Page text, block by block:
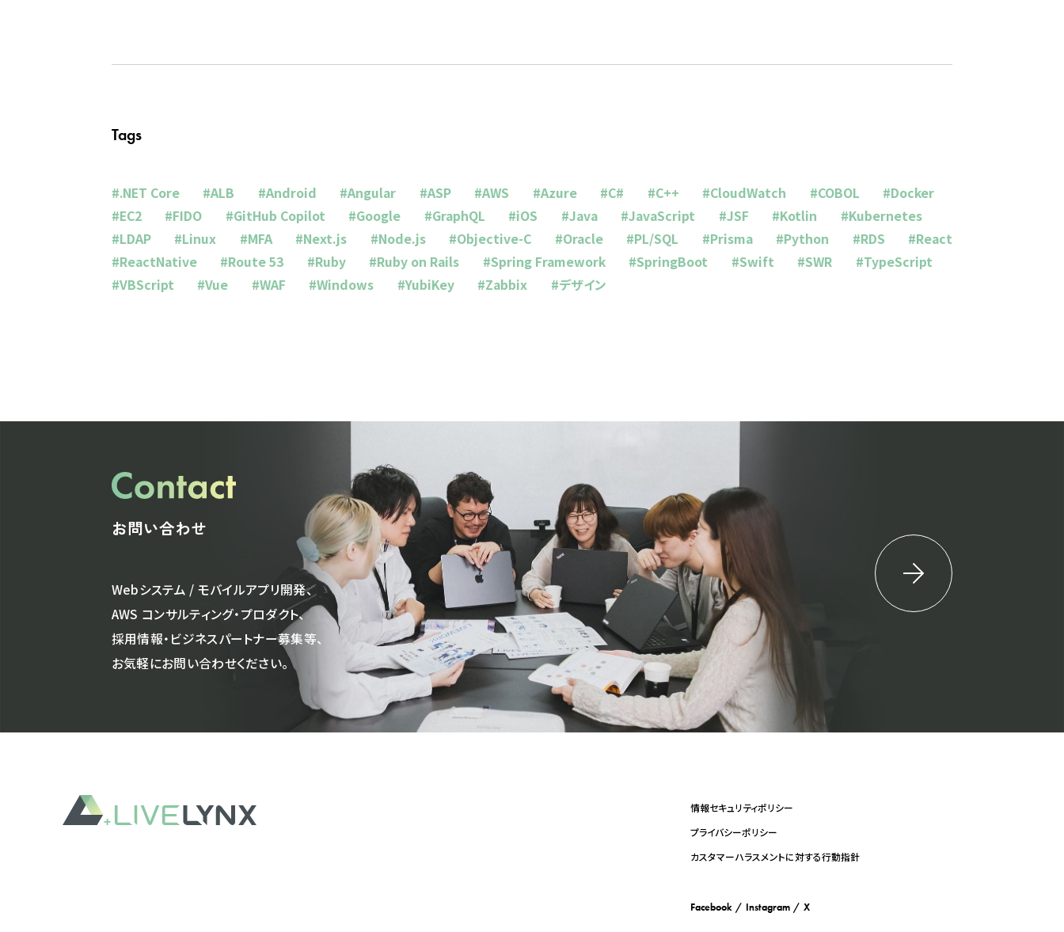
Tags
#.NET Core #ALB #Android #Angular #ASP #AWS #Azure #C# #C++ #CloudWatch #COBOL
#Docker
#EC2
#FIDO #GitHub Copilot #Google #GraphQL #iOS #Java #JavaScript #JSF #Kotlin
#Kubernetes
#LDAP
#Linux #MFA #Next.js #Node.js #Objective-C #Oracle #PL/SQL #Prisma #Python #RDS
#React
#ReactNative
#Route 53 #Ruby #Ruby on Rails #Spring Framework #SpringBoot #Swift #SWR
#TypeScript
#VBScript
#Vue #WAF #Windows #YubiKey #Zabbix #デザイン
お問い合わせ
Webシステム / モバイルアプリ開発、
AWS コンサルティング・プロダクト、
採用情報・ビジネスパートナー募集等、
お気軽にお問い合わせください。
情報セキュリティポリシー
プライバシーポリシー
カスタマーハラスメントに対する行動指針
Facebook Instagram X